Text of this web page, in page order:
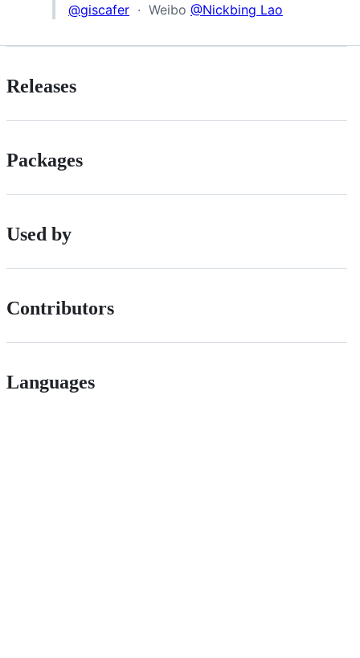
@giscafer · Weibo @Nickbing Lao
Releases
Packages
Used by
Contributors
Languages